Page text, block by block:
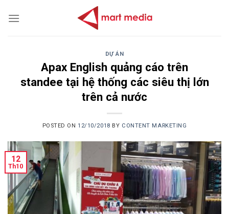
DỰ ÁN
Apax English quảng cáo trên
standee tại hệ thống các siêu thị lớn
trên cả nước
POSTED ON12/10/2018 BY CONTENT MARKETING
12
Th10